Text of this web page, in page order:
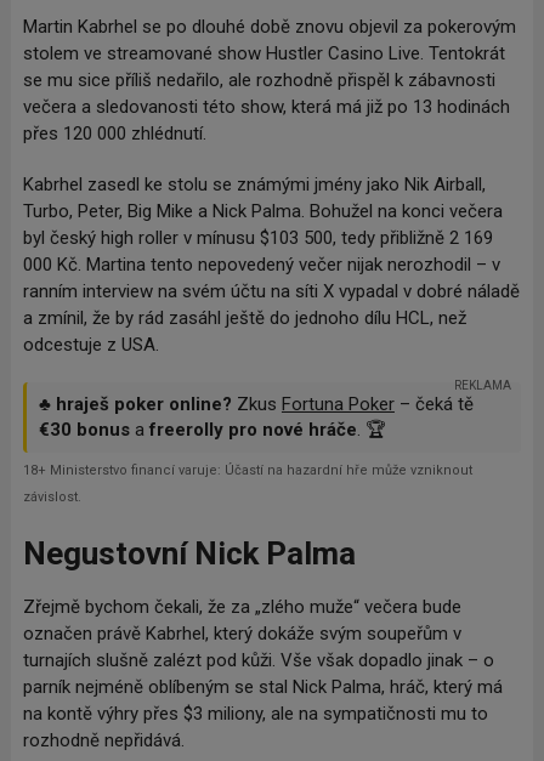
Martin Kabrhel se po dlouhé době znovu objevil za pokerovým
stolem ve streamované show Hustler Casino Live. Tentokrát
se mu sice příliš nedařilo, ale rozhodně přispěl k zábavnosti
večera a sledovanosti této show, která má již po 13 hodinách
přes 120 000 zhlédnutí.
Kabrhel zasedl ke stolu se známými jmény jako Nik Airball,
Turbo, Peter, Big Mike a Nick Palma. Bohužel na konci večera
byl český high roller v mínusu $103 500, tedy přibližně 2 169
000 Kč. Martina tento nepovedený večer nijak nerozhodil – v
ranním interview na svém účtu na síti X vypadal v dobré náladě
a zmínil, že by rád zasáhl ještě do jednoho dílu HCL, než
odcestuje z USA.
REKLAMA
♣️ hraješ poker online? Zkus Fortuna Poker– čeká tě
€30 bonusa freerolly pro nové hráče. 🏆
18+ Ministerstvo financí varuje: Účastí na hazardní hře může vzniknout
závislost.
Negustovní Nick Palma
Zřejmě bychom čekali, že za „zlého muže“ večera bude
označen právě Kabrhel, který dokáže svým soupeřům v
turnajích slušně zalézt pod kůži. Vše však dopadlo jinak – o
parník nejméně oblíbeným se stal Nick Palma, hráč, který má
na kontě výhry přes $3 miliony, ale na sympatičnosti mu to
rozhodně nepřidává.